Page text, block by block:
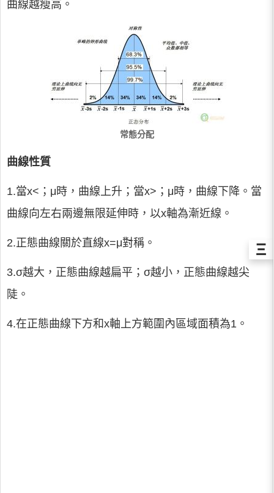
曲線越瘦高。
常態分配
曲線性質
1.當x<；μ時，曲線上升；當x>；μ時，曲線下降。當
曲線向左右兩邊無限延伸時，以x軸為漸近線。
2.正態曲線關於直線x=μ對稱。
3.σ越大，正態曲線越扁平；σ越小，正態曲線越尖
陡。
4.在正態曲線下方和x軸上方範圍內區域面積為1。
Ξ